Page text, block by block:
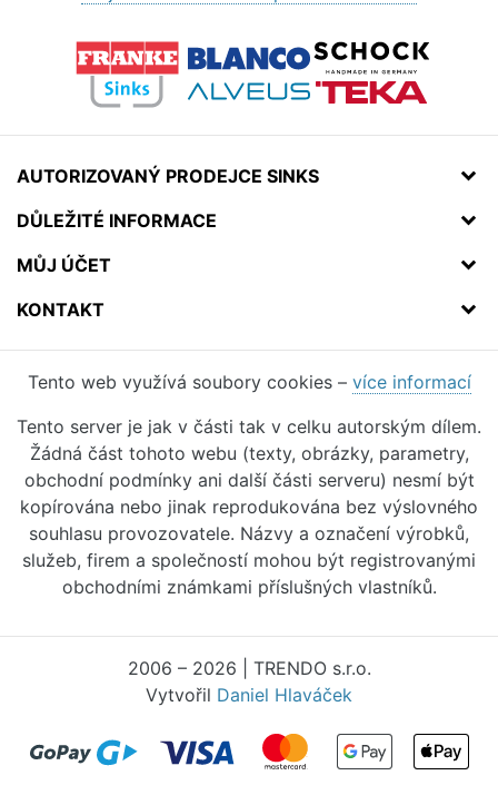
AUTORIZOVANÝ PRODEJCE SINKS
DŮLEŽITÉ INFORMACE
MŮJ ÚČET
KONTAKT
Tento web využívá soubory cookies – více informací
Tento server je jak v části tak v celku autorským dílem.
Žádná část tohoto webu (texty, obrázky, parametry,
obchodní podmínky ani další části serveru) nesmí být
kopírována nebo jinak reprodukována bez výslovného
souhlasu provozovatele. Názvy a označení výrobků,
služeb, firem a společností mohou být registrovanými
obchodními známkami příslušných vlastníků.
2006 – 2026 | TRENDO s.r.o.
Vytvořil Daniel Hlaváček